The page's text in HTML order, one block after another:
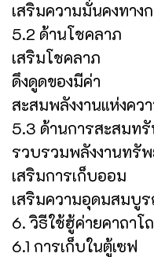
เสริมความมั่นคงทางก
5.2 ด้านโชคลาภ
เสริมโชคลาภ
ดึงดูดของมีค่า
สะสมพลังงานแห่งคว
5.3 ด้านการสะสมท
รวบรวมพลังงานทรั
เสริมการเก็บออม
เสริมความอุดมสมบู
6. วิธีใช้ฮู้ค่ายคาถาโ
6.1 การเก็บในตู้เซฟ